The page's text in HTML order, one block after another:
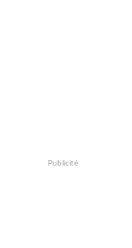
Publicité